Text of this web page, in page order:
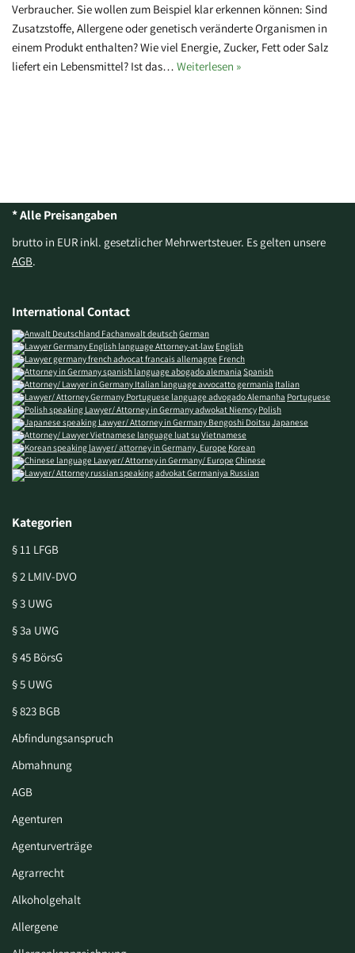
Verbraucher. Sie wollen zum Beispiel klar erkennen können: Sind
Zusatzstoffe, Allergene oder genetisch veränderte Organismen in
einem Produkt enthalten? Wie viel Energie, Zucker, Fett oder Salz
liefert ein Lebensmittel? Ist das… Weiterlesen »
* Alle Preisangaben
brutto in EUR inkl. gesetzlicher Mehrwertsteuer. Es gelten unsere
AGB.
International Contact
German
English
French
Spanish
Italian
Portuguese
Polish
Japanese
Vietnamese
Korean
Chinese
Russian
Kategorien
§ 11 LFGB
§ 2 LMIV-DVO
§ 3 UWG
§ 3a UWG
§ 45 BörsG
§ 5 UWG
§ 823 BGB
Abfindungsanspruch
Abmahnung
AGB
Agenturen
Agenturverträge
Agrarrecht
Alkoholgehalt
Allergene